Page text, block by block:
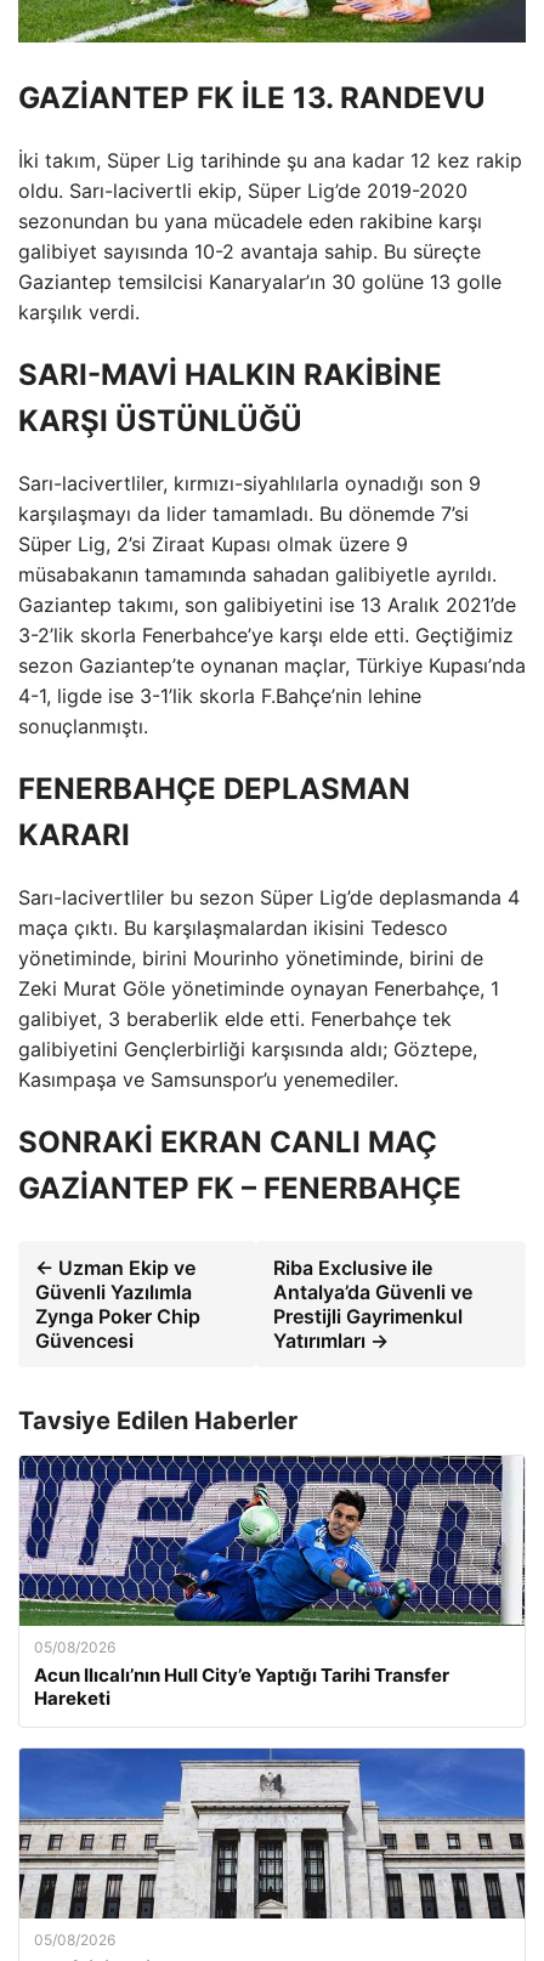
GAZİANTEP FK İLE 13. RANDEVU
İki takım, Süper Lig tarihinde şu ana kadar 12 kez rakip
oldu. Sarı-lacivertli ekip, Süper Lig’de 2019-2020
sezonundan bu yana mücadele eden rakibine karşı
galibiyet sayısında 10-2 avantaja sahip. Bu süreçte
Gaziantep temsilcisi Kanaryalar’ın 30 golüne 13 golle
karşılık verdi.
SARI-MAVİ HALKIN RAKİBİNE
KARŞI ÜSTÜNLÜĞÜ
Sarı-lacivertliler, kırmızı-siyahlılarla oynadığı son 9
karşılaşmayı da lider tamamladı. Bu dönemde 7’si
Süper Lig, 2’si Ziraat Kupası olmak üzere 9
müsabakanın tamamında sahadan galibiyetle ayrıldı.
Gaziantep takımı, son galibiyetini ise 13 Aralık 2021’de
3-2’lik skorla Fenerbahce’ye karşı elde etti. Geçtiğimiz
sezon Gaziantep’te oynanan maçlar, Türkiye Kupası’nda
4-1, ligde ise 3-1’lik skorla F.Bahçe’nin lehine
sonuçlanmıştı.
FENERBAHÇE DEPLASMAN
KARARI
Sarı-lacivertliler bu sezon Süper Lig’de deplasmanda 4
maça çıktı. Bu karşılaşmalardan ikisini Tedesco
yönetiminde, birini Mourinho yönetiminde, birini de
Zeki Murat Göle yönetiminde oynayan Fenerbahçe, 1
galibiyet, 3 beraberlik elde etti. Fenerbahçe tek
galibiyetini Gençlerbirliği karşısında aldı; Göztepe,
Kasımpaşa ve Samsunspor’u yenemediler.
SONRAKİ EKRAN CANLI MAÇ
GAZİANTEP FK – FENERBAHÇE
← Uzman Ekip ve
Güvenli Yazılımla
Zynga Poker Chip
Güvencesi
Riba Exclusive ile
Antalya’da Güvenli ve
Prestijli Gayrimenkul
Yatırımları →
Tavsiye Edilen Haberler
05/08/2026
Acun Ilıcalı’nın Hull City’e Yaptığı Tarihi Transfer
Hareketi
05/08/2026